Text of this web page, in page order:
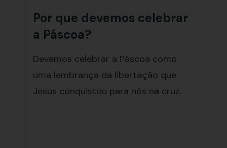
Por que devemos celebrar
a Páscoa?
Devemos celebrar a Páscoa como
uma lembrança da libertação que
Jesus conquistou para nós na cruz.